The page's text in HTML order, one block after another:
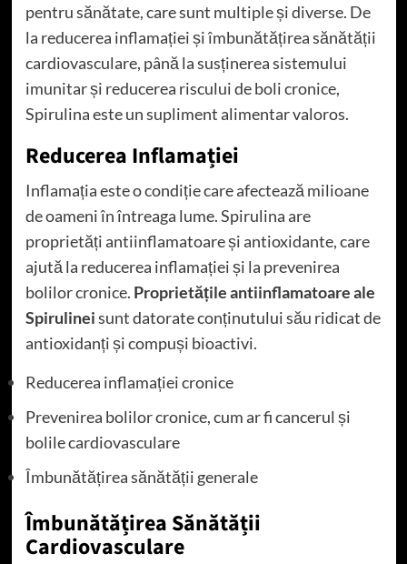
pentru sănătate, care sunt multiple și diverse. De
la reducerea inflamației și îmbunătățirea sănătății
cardiovasculare, până la susținerea sistemului
imunitar și reducerea riscului de boli cronice,
Spirulina este un supliment alimentar valoros.
Reducerea Inflamației
Inflamația este o condiție care afectează milioane
de oameni în întreaga lume. Spirulina are
proprietăți antiinflamatoare și antioxidante, care
ajută la reducerea inflamației și la prevenirea
bolilor cronice. Proprietățile antiinflamatoare ale
Spirulineisunt datorate conținutului său ridicat de
antioxidanți și compuși bioactivi.
Reducerea inflamației cronice
Prevenirea bolilor cronice, cum ar fi cancerul și
bolile cardiovasculare
Îmbunătățirea sănătății generale
Îmbunătățirea Sănătății
Cardiovasculare